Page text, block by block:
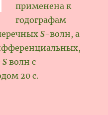
применена к
годографам
S-волн, а
S волн с
20 с.